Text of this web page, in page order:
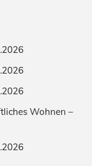
Wohnen –